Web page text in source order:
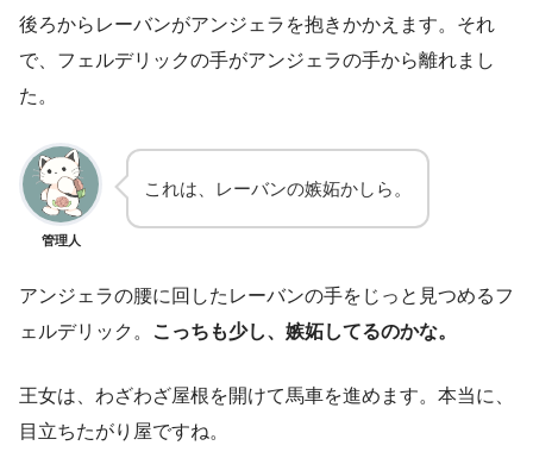
後ろからレーバンがアンジェラを抱きかかえます。それ
で、フェルデリックの手がアンジェラの手から離れまし
た。
管理人
これは、レーバンの嫉妬かしら。
アンジェラの腰に回したレーバンの手をじっと見つめるフ
ェルデリック。
こっちも少し、嫉妬してるのかな。
王女は、わざわざ屋根を開けて馬車を進めます。本当に、
目立ちたがり屋ですね。